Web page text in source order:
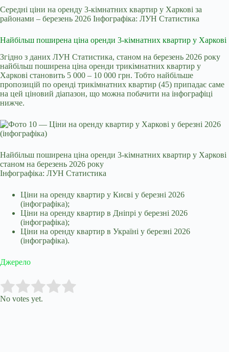
Середні ціни на оренду 3-кімнатних квартир у Харкові за
районами – березень 2026 Інфографіка: ЛУН Статистика
Найбільш поширена ціна оренди 3-кімнатних квартир у Харкові
Згідно з даних ЛУН Статистика, станом на березень 2026 року
найбільш поширена ціна оренди трикімнатних квартир у
Харкові становить 5 000 – 10 000 грн. Тобто найбільше
пропозицій по оренді трикімнатних квартир (45) припадає саме
на цей ціновий діапазон, що можна побачити на інфографіці
нижче.
Найбільш поширена ціна оренди 3-кімнатних квартир у Харкові
станом на березень 2026 року
Інфографіка: ЛУН Статистика
Ціни на оренду квартир у Києві у березні 2026
(інфографіка);
Ціни на оренду квартир в Дніпрі у березні 2026
(інфографіка);
Ціни на оренду квартир в Україні у березні 2026
(інфографіка).
Джерело
Rate this item:
No votes yet.